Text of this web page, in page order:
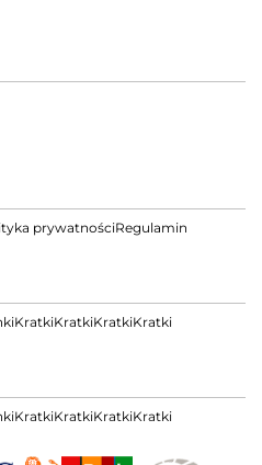
prywatnościRegulamin
KratkiKratkiKratkiKratki
KratkiKratkiKratkiKratki